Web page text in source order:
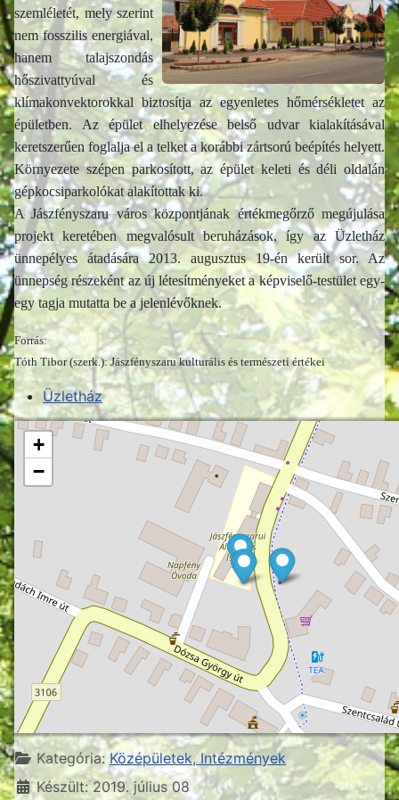
szemléletét, mely szerint
nem fosszilis energiával,
hanem talajszondás
hőszivattyúval és
klímakonvektorokkal biztosítja az egyenletes hőmérsékletet az
épületben. Az épület elhelyezése belső udvar kialakításával
keretszerűen foglalja el a telket a korábbi zártsorú beépítés helyett.
Környezete szépen parkosított, az épület keleti és déli oldalán
gépkocsiparkolókat alakítottak ki.
A Jászfényszaru város központjának értékmegőrző megújulása
projekt keretében megvalósult beruházások, így az Üzletház
ünnepélyes átadására 2013. augusztus 19-én került sor. Az
ünnepség részeként az új létesítményeket a képviselő-testület egy-
egy tagja mutatta be a jelenlévőknek.
Forrás:
Tóth Tibor (szerk.): Jászfényszaru kulturális és természeti értékei
Üzletház
+
−
Részletek
Kategória: Középületek, Intézmények
Készült: 2019. július 08